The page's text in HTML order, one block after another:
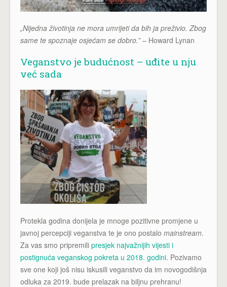
„Nijedna životinja ne mora umrijeti da bih ja preživio. Zbog
same te spoznaje osjećam se dobro.”– Howard Lynan
Veganstvo je budućnost – uđite u nju
već sada
Protekla godina donijela je mnoge pozitivne promjene u
javnoj percepciji veganstva te je ono postalo mainstream.
Za vas smo pripremili presjek najvažnijih vijesti i
postignuća veganskog pokreta u 2018. godini. Pozivamo
sve one koji još nisu iskusili veganstvo da im novogodišnja
odluka za 2019. bude prelazak na biljnu prehranu!